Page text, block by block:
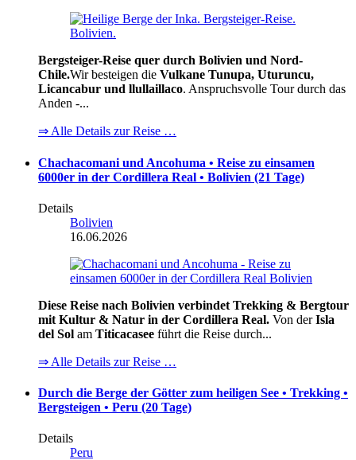
Bergsteiger-Reise quer durch Bolivien und Nord-
Chile.Wir besteigen die Vulkane Tunupa, Uturuncu,
Licancabur und llullaillaco. Anspruchsvolle Tour durch das
Anden -...
⇒ Alle Details zur Reise …
Chachacomani und Ancohuma • Reise zu einsamen
6000er in der Cordillera Real • Bolivien (21 Tage)
Details
Bolivien
16.06.2026
Diese Reise nach Bolivien verbindet Trekking & Bergtour
mit Kultur & Natur in der Cordillera Real. Von derIsla
del Sol am Titicacasee führt die Reise durch...
⇒ Alle Details zur Reise …
Durch die Berge der Götter zum heiligen See • Trekking •
Bergsteigen • Peru (20 Tage)
Details
Peru